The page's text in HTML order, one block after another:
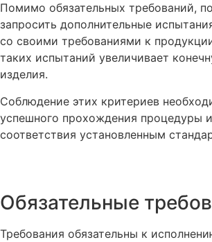
Помимо обязательных требований,
запросить дополнительные
со своими требованиями к
таких испытаний увеличивает
изделия.
Соблюдение этих критериев
успешного прохождения процедуры
соответствия установленным
Обязательные
Требования обязательны к